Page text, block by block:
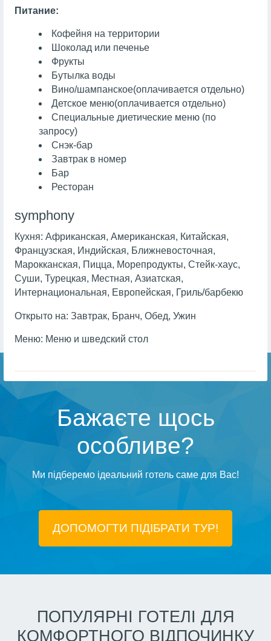
Питание:
Кофейня на территории
Шоколад или печенье
Фрукты
Бутылка воды
Вино/шампанское(оплачивается отдельно)
Детское меню(оплачивается отдельно)
Специальные диетические меню (по
запросу)
Снэк-бар
Завтрак в номер
Бар
Ресторан
symphony
Кухня: Африканская, Американская, Китайская,
Французская, Индийская, Ближневосточная,
Марокканская, Пицца, Морепродукты, Стейк-хаус,
Суши, Турецкая, Местная, Азиатская,
Интернациональная, Европейская, Гриль/барбекю
Открыто на: Завтрак, Бранч, Обед, Ужин
Меню: Меню и шведский стол
Бажаєте щось
особливе?
Ми підберемо ідеальний готель саме для Вас!
ДОПОМОГТИ ПІДIБРАТИ ТУР!
ПОПУЛЯРНІ ГОТЕЛІ ДЛЯ
КОМФОРТНОГО ВІДПОЧИНКУ